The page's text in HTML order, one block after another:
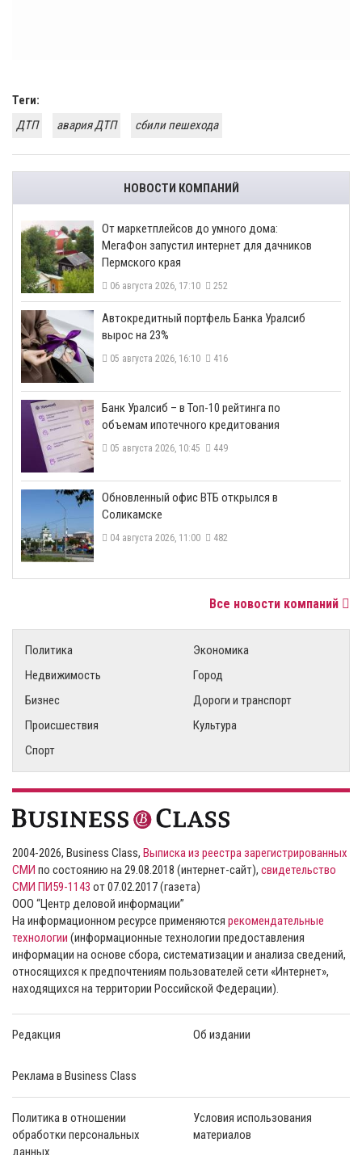
Теги:
ДТП
авария ДТП сбили пешехода
НОВОСТИ КОМПАНИЙ
От маркетплейсов до умного дома:
МегаФон запустил интернет для дачников
Пермского края
06 августа 2026, 17:10 252
​Автокредитный портфель Банка Уралсиб
вырос на 23%
05 августа 2026, 16:10 416
​Банк Уралсиб – в Топ-10 рейтинга по
объемам ипотечного кредитования
05 августа 2026, 10:45 449
​Обновленный офис ВТБ открылся в
Соликамске
04 августа 2026, 11:00 482
Все новости компаний
Политика
Экономика
Недвижимость
Город
Бизнес
Дороги и транспорт
Происшествия
Культура
Спорт
2004-2026, Business Class, Выписка из реестра зарегистрированных
СМИ по состоянию на 29.08.2018 (интернет-сайт), свидетельство
СМИ ПИ59-1143 от 07.02.2017 (газета)
ООО “Центр деловой информации”
На информационном ресурсе применяются рекомендательные
технологии (информационные технологии предоставления
информации на основе сбора, систематизации и анализа сведений,
относящихся к предпочтениям пользователей сети «Интернет»,
находящихся на территории Российской Федерации).
Редакция Об издании
Реклама в Business Class
Политика в отношении
обработки персональных
данных
Условия использования
материалов